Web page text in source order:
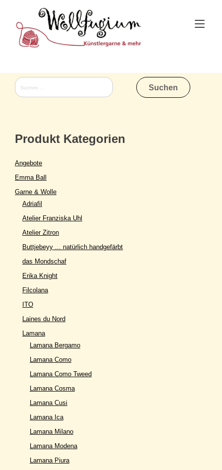
content
Suchen
nach:
Produkt Kategorien
Angebote
Emma Ball
Garne & Wolle
Adriafil
Atelier Franziska Uhl
Atelier Zitron
Buttjebeyy ... natürlich handgefärbt
das Mondschaf
Erika Knight
Filcolana
ITO
Laines du Nord
Lamana
Lamana Bergamo
Lamana Como
Lamana Como Tweed
Lamana Cosma
Lamana Cusi
Lamana Ica
Lamana Milano
Lamana Modena
Lamana Piura